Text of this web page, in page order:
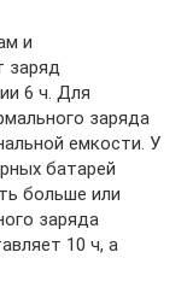
и
заряд
6 ч. Для
заряда
емкости. У
батарей
больше или
заряда
10 ч, а